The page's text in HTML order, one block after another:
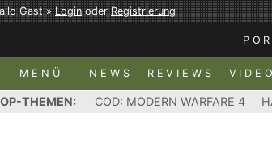
Gast »LoginoderRegistrierung
MENÜ NEWS REVIEWS
THEMEN: COD: MODERN WARFARE 4